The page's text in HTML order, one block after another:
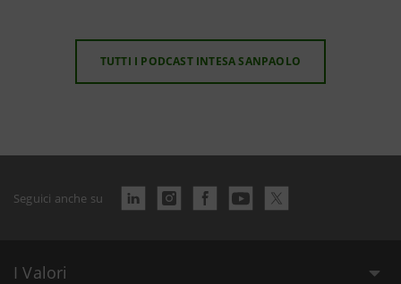
TUTTI I PODCAST INTESA SANPAOLO
Seguici anche su
I Valori